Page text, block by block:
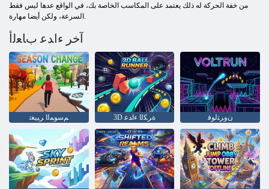
من خفة الحركة له ذلك يعتمد على المكاسب الخاصة بك، في الواقع عدها ليس فقط
السرعة، ولكن أيضا مهارة.
آخر ءﺍﺪﻋ ﺏﺎﻌﻟﺃ
ﻢﺳﻮﻤﻟﺍ ﺮﻴﻴﻐﺗ 3D ﺓﺮﻜﻟﺍ ءﺍﺪﻋ ﻥﻭﺮﺘﻟﻮﻓ